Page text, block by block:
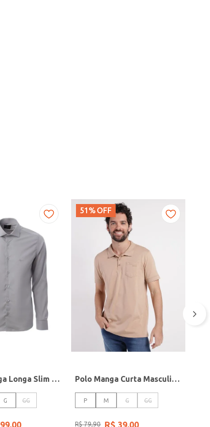
Camisa Manga Longa Slim Masculina CINZA
G GG
99,00
51% OFF
Polo Manga Curta Masculina MARROM
P M G GG
R$79,90 R$ 39,00